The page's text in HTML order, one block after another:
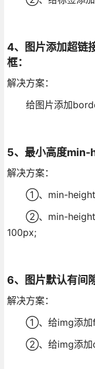
4、图片添加超链
框：
解决方案：
给图片添加
5、最小高度min-
解决方案：
①、min-
②、min-
100px;
6、图片默认有间隙
解决方案：
①、给img添加
②、给img添加